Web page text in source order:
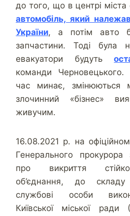
до того, що в центрі міста
автомобіль, який
України, а потім авто
запчастини. Тоді
евакуатори будуть
команди
час минає, змінюються
злочинний «бізнес»
живучим.
16.08.2021 р. на
Генерального прокурора
про викриття
об’єднання, до
службові особи
Київської міської ради